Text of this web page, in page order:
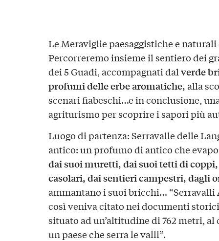
Le Meraviglie paesaggistiche e naturali
Percorreremo insieme il sentiero dei
dei 5 Guadi, accompagnati dalverde
profumi delle erbe aromatiche, alla
scenari fiabeschi…e in conclusione,
agriturismo per scoprire i sapori più
Luogo di partenza: Serravalle delle
antico: un profumo di antico che
dai suoi muretti, dai suoi tetti di
casolari, dai sentieri campestri, dagli
ammantano i suoi bricchi… “Serravalli
così veniva citato nei documenti
situato ad un’altitudine di 762 metri,
un paese che serra le valli”.